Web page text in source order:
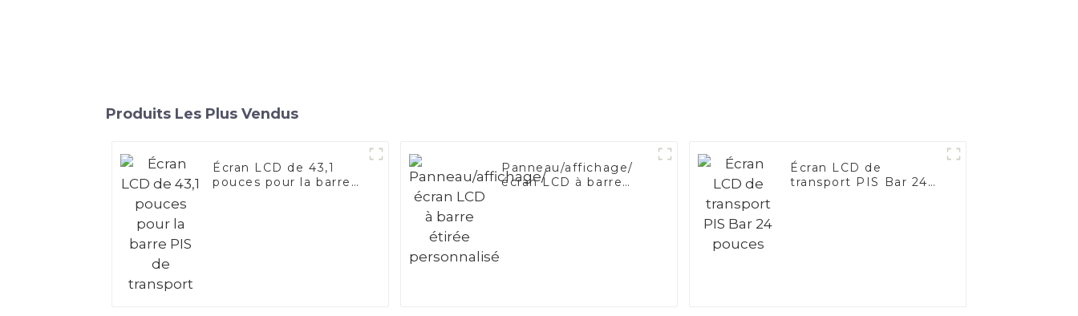
Produits Les Plus Vendus
Écran LCD de 43,1
pouces pour la barre
Panneau/affichage/
écran LCD à barre
Écran LCD de
transport PIS Bar 24